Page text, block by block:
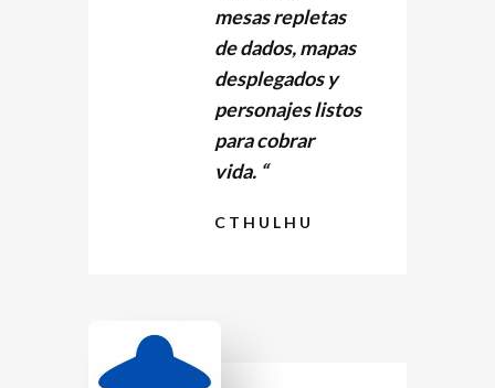
mesas repletas
de dados, mapas
desplegados y
personajes listos
para cobrar
vida. “
CTHULHU